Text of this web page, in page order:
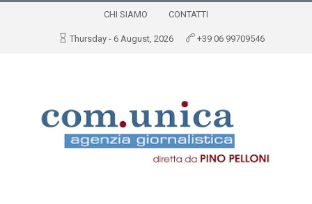
CHI SIAMO CONTATTI
Thursday - 6 August, 2026 +39 06 99709546